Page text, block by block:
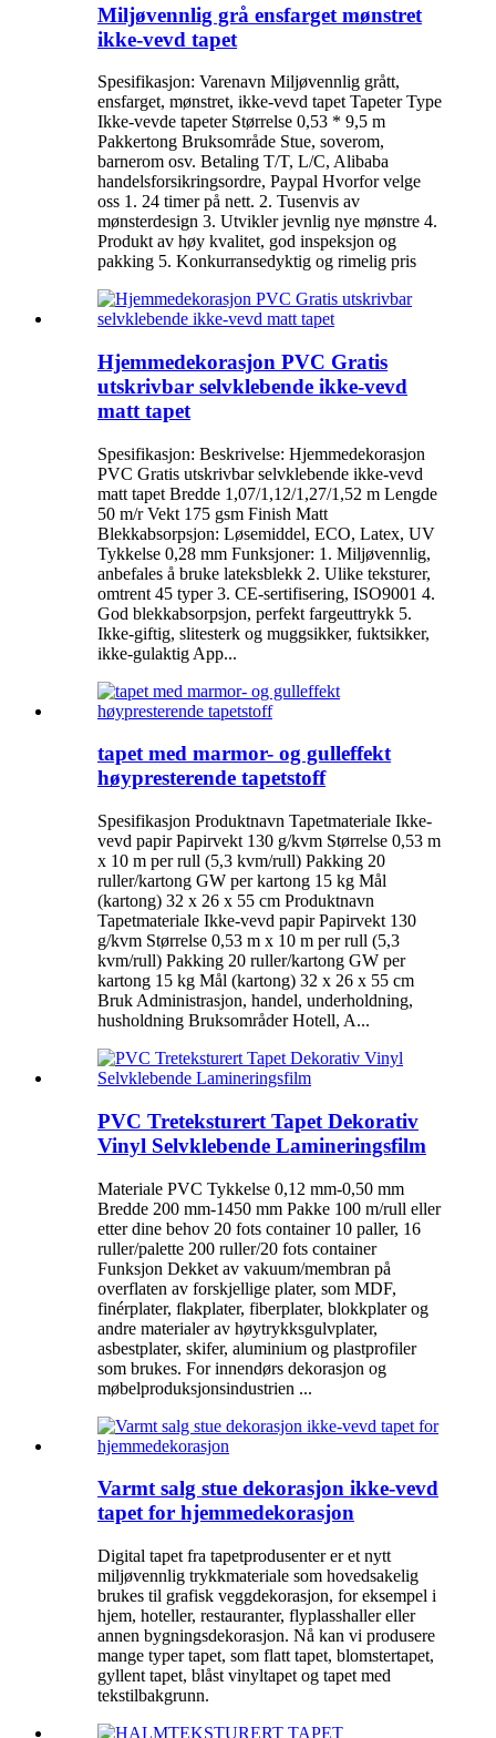
Miljøvennlig grå ensfarget mønstret
ikke-vevd tapet
Spesifikasjon: Varenavn Miljøvennlig grått,
ensfarget, mønstret, ikke-vevd tapet Tapeter Type
Ikke-vevde tapeter Størrelse 0,53 * 9,5 m
Pakkertong Bruksområde Stue, soverom,
barnerom osv. Betaling T/T, L/C, Alibaba
handelsforsikringsordre, Paypal Hvorfor velge
oss 1. 24 timer på nett. 2. Tusenvis av
mønsterdesign 3. Utvikler jevnlig nye mønstre 4.
Produkt av høy kvalitet, god inspeksjon og
pakking 5. Konkurransedyktig og rimelig pris
Hjemmedekorasjon PVC Gratis
utskrivbar selvklebende ikke-vevd
matt tapet
Spesifikasjon: Beskrivelse: Hjemmedekorasjon
PVC Gratis utskrivbar selvklebende ikke-vevd
matt tapet Bredde 1,07/1,12/1,27/1,52 m Lengde
50 m/r Vekt 175 gsm Finish Matt
Blekkabsorpsjon: Løsemiddel, ECO, Latex, UV
Tykkelse 0,28 mm Funksjoner: 1. Miljøvennlig,
anbefales å bruke lateksblekk 2. Ulike teksturer,
omtrent 45 typer 3. CE-sertifisering, ISO9001 4.
God blekkabsorpsjon, perfekt fargeuttrykk 5.
Ikke-giftig, slitesterk og muggsikker, fuktsikker,
ikke-gulaktig App...
tapet med marmor- og gulleffekt
høypresterende tapetstoff
Spesifikasjon Produktnavn Tapetmateriale Ikke-
vevd papir Papirvekt 130 g/kvm Størrelse 0,53 m
x 10 m per rull (5,3 kvm/rull) Pakking 20
ruller/kartong GW per kartong 15 kg Mål
(kartong) 32 x 26 x 55 cm Produktnavn
Tapetmateriale Ikke-vevd papir Papirvekt 130
g/kvm Størrelse 0,53 m x 10 m per rull (5,3
kvm/rull) Pakking 20 ruller/kartong GW per
kartong 15 kg Mål (kartong) 32 x 26 x 55 cm
Bruk Administrasjon, handel, underholdning,
husholdning Bruksområder Hotell, A...
PVC Treteksturert Tapet Dekorativ
Vinyl Selvklebende Lamineringsfilm
Materiale PVC Tykkelse 0,12 mm-0,50 mm
Bredde 200 mm-1450 mm Pakke 100 m/rull eller
etter dine behov 20 fots container 10 paller, 16
ruller/palette 200 ruller/20 fots container
Funksjon Dekket av vakuum/membran på
overflaten av forskjellige plater, som MDF,
finérplater, flakplater, fiberplater, blokkplater og
andre materialer av høytrykksgulvplater,
asbestplater, skifer, aluminium og plastprofiler
som brukes. For innendørs dekorasjon og
møbelproduksjonsindustrien ...
Varmt salg stue dekorasjon ikke-vevd
tapet for hjemmedekorasjon
Digital tapet fra tapetprodusenter er et nytt
miljøvennlig trykkmateriale som hovedsakelig
brukes til grafisk veggdekorasjon, for eksempel i
hjem, hoteller, restauranter, flyplasshaller eller
annen bygningsdekorasjon. Nå kan vi produsere
mange typer tapet, som flatt tapet, blomstertapet,
gyllent tapet, blåst vinyltapet og tapet med
tekstilbakgrunn.